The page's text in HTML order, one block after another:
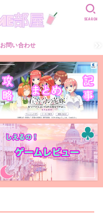
お問い合わせ
SEARCH